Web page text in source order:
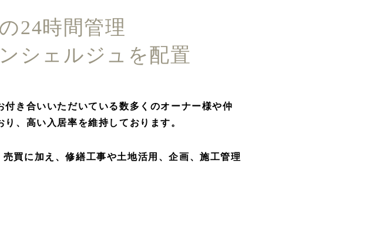
24時間管理
シェルジュを配置
き合いいただいている数多くのオーナー様や仲
、高い入居率を維持しております。
買に加え、修繕工事や土地活用、企画、施工管理